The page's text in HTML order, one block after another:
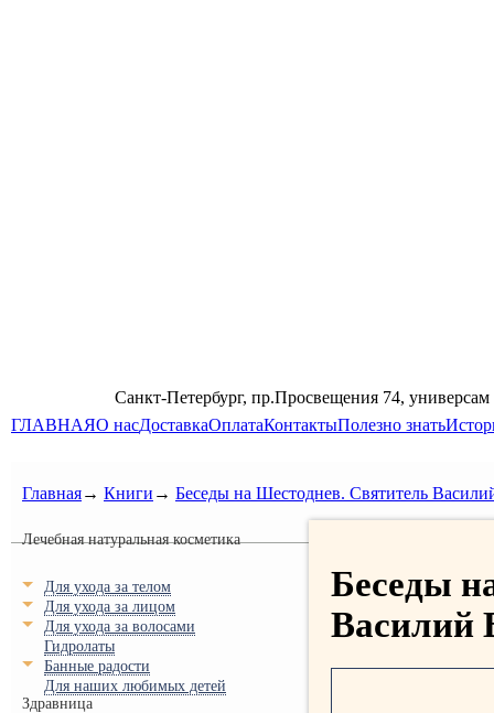
Санкт-Петербург, пр.Просвещения 74,
ГЛАВНАЯО насДоставкаОплатаКонтактыПолезно знать
Главная→ Книги → Беседы на Шестоднев. Святитель
Лечебная натуральная косметика
Для ухода за телом
Для ухода за лицом
Для ухода за волосами
Гидролаты
Банные радости
Для наших любимых детей
Здравница
Беседы
Василий